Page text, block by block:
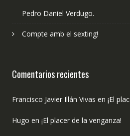
Pedro Daniel Verdugo.
Compte amb el sexting!
Comentarios recientes
Francisco Javier Illán Vivas en ¡El
Hugo en ¡El placer de la venganza!